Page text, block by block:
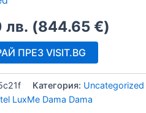
лв. (844.65 €)
ПРЕЗ VISIT.BG
Категория: Uncategorized
LuxMe Dama Dama